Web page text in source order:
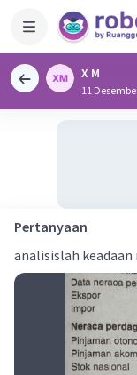
X M
11
Pertanyaan
analisislah